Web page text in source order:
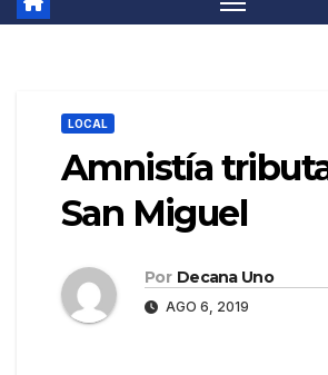
LOCAL
Amnistía
San Miguel
Por Decana Uno
AGO 6, 2019